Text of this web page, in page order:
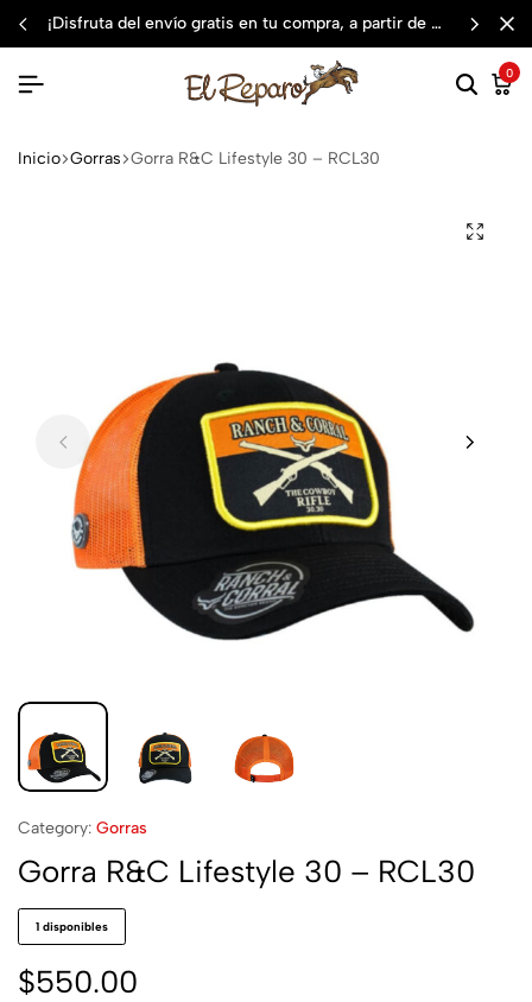
¡disfruta del envío gratis en tu compra, a partir de $3,000 mxn
0
Inicio Gorras Gorra R&C Lifestyle 30 – RCL30
Category: Gorras
Gorra R&C Lifestyle 30 – RCL30
1 disponibles
$550.00